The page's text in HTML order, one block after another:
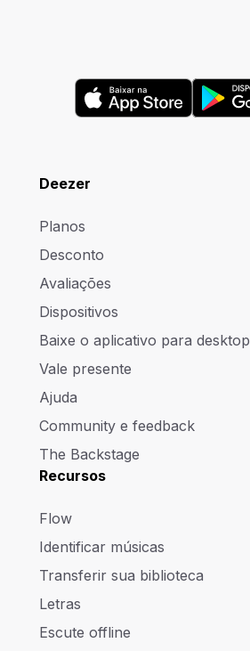
Deezer
Planos
Desconto
Avaliações
Dispositivos
Baixe o aplicativo para desktop
Vale presente
Ajuda
Community e feedback
The Backstage
Recursos
Flow
Identificar músicas
Transferir sua biblioteca
Letras
Escute offline